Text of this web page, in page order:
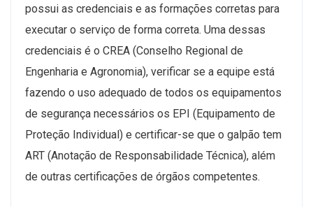
possui as credenciais e as formações corretas para
executar o serviço de forma correta. Uma dessas
credenciais é o CREA (Conselho Regional de
Engenharia e Agronomia), verificar se a equipe está
fazendo o uso adequado de todos os equipamentos
de segurança necessários os EPI (Equipamento de
Proteção Individual) e certificar-se que o galpão tem
ART (Anotação de Responsabilidade Técnica), além
de outras certificações de órgãos competentes.